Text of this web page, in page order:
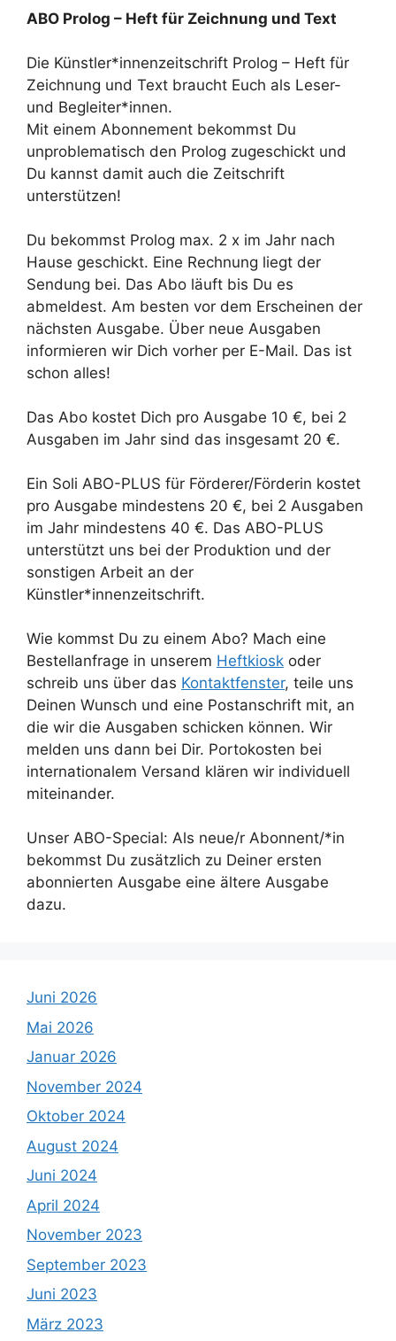
ABO Prolog – Heft für Zeichnung und Text
Die Künstler*innenzeitschrift Prolog – Heft für
Zeichnung und Text braucht Euch als Leser-
und Begleiter*innen.
Mit einem Abonnement bekommst Du
unproblematisch den Prolog zugeschickt und
Du kannst damit auch die Zeitschrift
unterstützen!
Du bekommst Prolog max. 2 x im Jahr nach
Hause geschickt. Eine Rechnung liegt der
Sendung bei. Das Abo läuft bis Du es
abmeldest. Am besten vor dem Erscheinen der
nächsten Ausgabe. Über neue Ausgaben
informieren wir Dich vorher per E-Mail. Das ist
schon alles!
Das Abo kostet Dich pro Ausgabe 10 €, bei 2
Ausgaben im Jahr sind das insgesamt 20 €.
Ein Soli ABO-PLUS für Förderer/Förderin kostet
pro Ausgabe mindestens 20 €, bei 2 Ausgaben
im Jahr mindestens 40 €. Das ABO-PLUS
unterstützt uns bei der Produktion und der
sonstigen Arbeit an der
Künstler*innenzeitschrift.
Wie kommst Du zu einem Abo? Mach eine
Bestellanfrage in unserem Heftkiosk oder
schreib uns über das Kontaktfenster, teile uns
Deinen Wunsch und eine Postanschrift mit, an
die wir die Ausgaben schicken können. Wir
melden uns dann bei Dir. Portokosten bei
internationalem Versand klären wir individuell
miteinander.
Unser ABO-Special: Als neue/r Abonnent/*in
bekommst Du zusätzlich zu Deiner ersten
abonnierten Ausgabe eine ältere Ausgabe
dazu.
Juni 2026
Mai 2026
Januar 2026
November 2024
Oktober 2024
August 2024
Juni 2024
April 2024
November 2023
September 2023
Juni 2023
März 2023